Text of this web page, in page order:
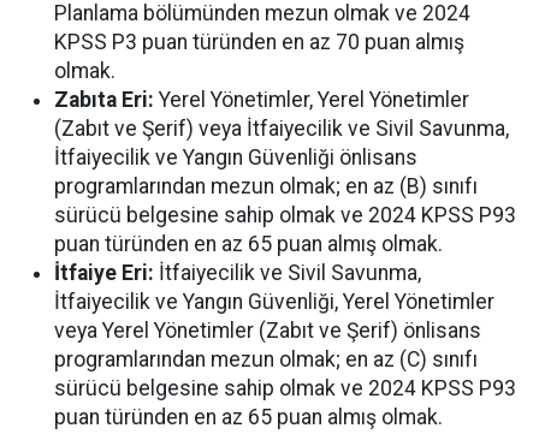
Planlama bölümünden mezun olmak ve 2024
KPSS P3 puan türünden en az 70 puan almış
olmak.
Zabıta Eri: Yerel Yönetimler, Yerel Yönetimler
(Zabıt ve Şerif) veya İtfaiyecilik ve Sivil Savunma,
İtfaiyecilik ve Yangın Güvenliği önlisans
programlarından mezun olmak; en az (B) sınıfı
sürücü belgesine sahip olmak ve 2024 KPSS P93
puan türünden en az 65 puan almış olmak.
İtfaiye Eri: İtfaiyecilik ve Sivil Savunma,
İtfaiyecilik ve Yangın Güvenliği, Yerel Yönetimler
veya Yerel Yönetimler (Zabıt ve Şerif) önlisans
programlarından mezun olmak; en az (C) sınıfı
sürücü belgesine sahip olmak ve 2024 KPSS P93
puan türünden en az 65 puan almış olmak.